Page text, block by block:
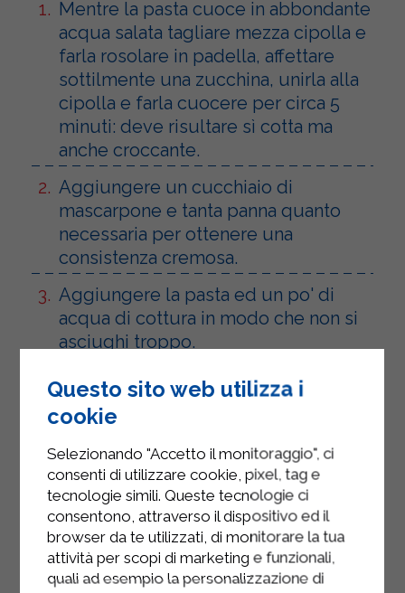
Mentre la pasta cuoce in abbondante
acqua salata tagliare mezza cipolla e
farla rosolare in padella, affettare
sottilmente una zucchina, unirla alla
cipolla e farla cuocere per circa 5
minuti: deve risultare sì cotta ma
anche croccante.
Aggiungere un cucchiaio di
mascarpone e tanta panna quanto
necessaria per ottenere una
consistenza cremosa.
Aggiungere la pasta ed un po' di
acqua di cottura in modo che non si
asciughi troppo.
Servire con un'abbondante macinata
di pepe nero.
Questo sito web utilizza i
cookie
Selezionando "Accetto il monitoraggio", ci
consenti di utilizzare cookie, pixel, tag e
tecnologie simili. Queste tecnologie ci
consentono, attraverso il dispositivo ed il
browser da te utilizzati, di monitorare la tua
attività per scopi di marketing e funzionali,
quali ad esempio la personalizzazione di